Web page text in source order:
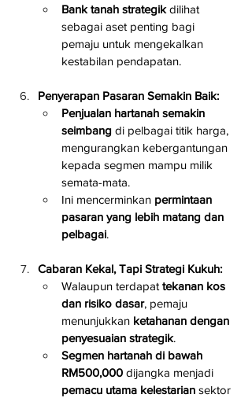
Bank tanah strategik dilihat
sebagai aset penting bagi
pemaju untuk mengekalkan
kestabilan pendapatan.
Penyerapan Pasaran Semakin Baik:
Penjualan hartanah semakin
seimbang di pelbagai titik harga,
mengurangkan kebergantungan
kepada segmen mampu milik
semata-mata.
Ini mencerminkan permintaan
pasaran yang lebih matang dan
pelbagai.
Cabaran Kekal, Tapi Strategi Kukuh:
Walaupun terdapat tekanan kos
dan risiko dasar, pemaju
menunjukkan ketahanan dengan
penyesuaian strategik.
Segmen hartanah di bawah
RM500,000 dijangka menjadi
pemacu utama kelestarian sektor